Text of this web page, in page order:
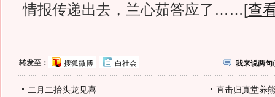
情报传递出去，兰心茹答应了……[查
转发至： 搜狐微博 白社会 我来说两句(
二月二抬头龙见喜 直击归真堂养